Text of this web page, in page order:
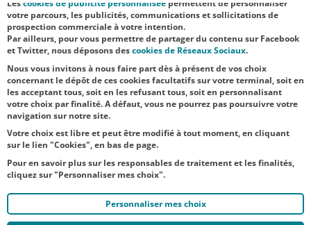
l’événement -
Matthieu
Renard,
directeur gén...
Lescookies de publicité personnalisée permettent de personnaliser
votre parcours, les publicités, communications et sollicitations de
prospection commerciale à votre intention.
Par ailleurs, pour vous permettre de partager du contenu sur Facebook
et Twitter, nous déposons descookies de Réseaux Sociaux.
Nous vous invitons à nous faire part dès à présent de vos choix
concernant le dépôt de ces cookies facultatifs sur votre terminal, soit en
les acceptant tous, soit en les refusant tous, soit en personnalisant
votre choix par finalité. A défaut, vous ne pourrez pas poursuivre votre
navigation sur notre site.
Votre choix est libre et peut être modifié à tout moment, en cliquant
sur le lien "Cookies", en bas de page.
Pour en savoir plus sur les responsables de traitement et les finalités,
cliquez sur "Personnaliser mes choix".
Personnaliser mes choix